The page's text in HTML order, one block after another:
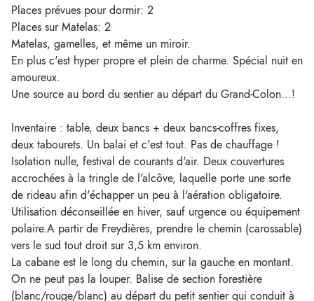
Places prévues pour dormir: 2
Places sur Matelas: 2
Matelas, gamelles, et même un miroir.
En plus c'est hyper propre et plein de charme. Spécial nuit en
amoureux.
Une source au bord du sentier au départ du Grand-Colon...!
Inventaire : table, deux bancs + deux bancs-coffres fixes,
deux tabourets. Un balai et c'est tout. Pas de chauffage !
Isolation nulle, festival de courants d'air. Deux couvertures
accrochées à la tringle de l'alcôve, laquelle porte une sorte
de rideau afin d'échapper un peu à l'aération obligatoire.
Utilisation déconseillée en hiver, sauf urgence ou équipement
polaire.A partir de Freydières, prendre le chemin (carossable)
vers le sud tout droit sur 3,5 km environ.
La cabane est le long du chemin, sur la gauche en montant.
On ne peut pas la louper. Balise de section forestière
(blanc/rouge/blanc) au départ du petit sentier qui conduit à